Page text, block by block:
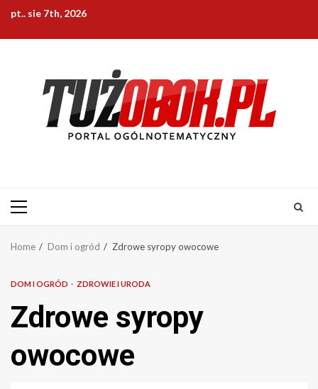
Skip
content
pt.. sie 7th, 2026
Primary
Home Dom i ogród Zdrowe syropy owocowe
DOM I OGRÓD ZDROWIE I URODA
Zdrowe syropy
owocowe